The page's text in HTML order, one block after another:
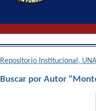
Repositorio Institucional,
Buscar por Autor